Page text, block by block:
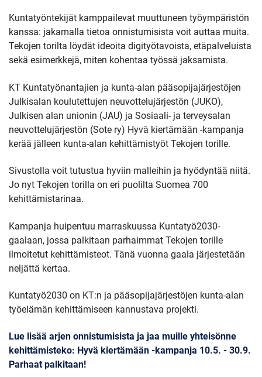
Kuntatyöntekijät kamppailevat muuttuneen työympäristön
kanssa: jakamalla tietoa onnistumisista voit auttaa muita.
Tekojen torilta löydät ideoita digityötavoista, etäpalveluista
sekä esimerkkejä, miten kohentaa työssä jaksamista.
KT Kuntatyönantajien ja kunta-alan pääsopijajärjestöjen
Julkisalan koulutettujen neuvottelujärjestön (JUKO),
Julkisen alan unionin (JAU) ja Sosiaali- ja terveysalan
neuvottelujärjestön (Sote ry) Hyvä kiertämään -kampanja
kerää jälleen kunta-alan kehittämistyöt Tekojen torille.
Sivustolla voit tutustua hyviin malleihin ja hyödyntää niitä.
Jo nyt Tekojen torilla on eri puolilta Suomea 700
kehittämistarinaa.
Kampanja huipentuu marraskuussa Kuntatyö2030-
gaalaan, jossa palkitaan parhaimmat Tekojen torille
ilmoitetut kehittämisteot. Tänä vuonna gaala järjestetään
neljättä kertaa.
Kuntatyö2030 on KT:n ja pääsopijajärjestöjen kunta-alan
työelämän kehittämiseen kannustava projekti.
Lue lisää arjen onnistumisista ja jaa muille yhteisönne
kehittämisteko: Hyvä kiertämään -kampanja 10.5. - 30.9.
Parhaat palkitaan!